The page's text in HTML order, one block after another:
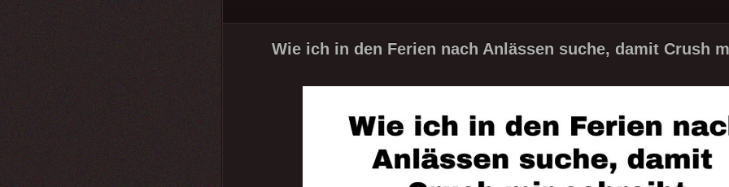
Wie ich in den Ferien nach Anlässen suche, damit Crush